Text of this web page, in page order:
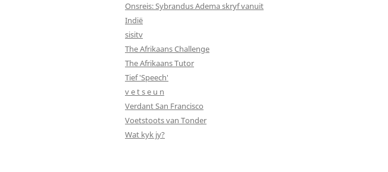
Onsreis: Sybrandus Adema skryf vanuit
Indië
sisitv
The Afrikaans Challenge
The Afrikaans Tutor
Tief 'Speech'
v e t s e u n
Verdant San Francisco
Voetstoots van Tonder
Wat kyk jy?